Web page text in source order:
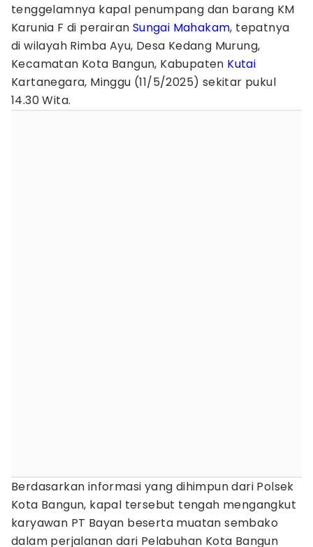
tenggelamnya kapal penumpang dan barang KM
Karunia F di perairan Sungai Mahakam, tepatnya
di wilayah Rimba Ayu, Desa Kedang Murung,
Kecamatan Kota Bangun, Kabupaten Kutai
Kartanegara, Minggu (11/5/2025) sekitar pukul
14.30 Wita.
Berdasarkan informasi yang dihimpun dari Polsek
Kota Bangun, kapal tersebut tengah mengangkut
karyawan PT Bayan beserta muatan sembako
dalam perjalanan dari Pelabuhan Kota Bangun